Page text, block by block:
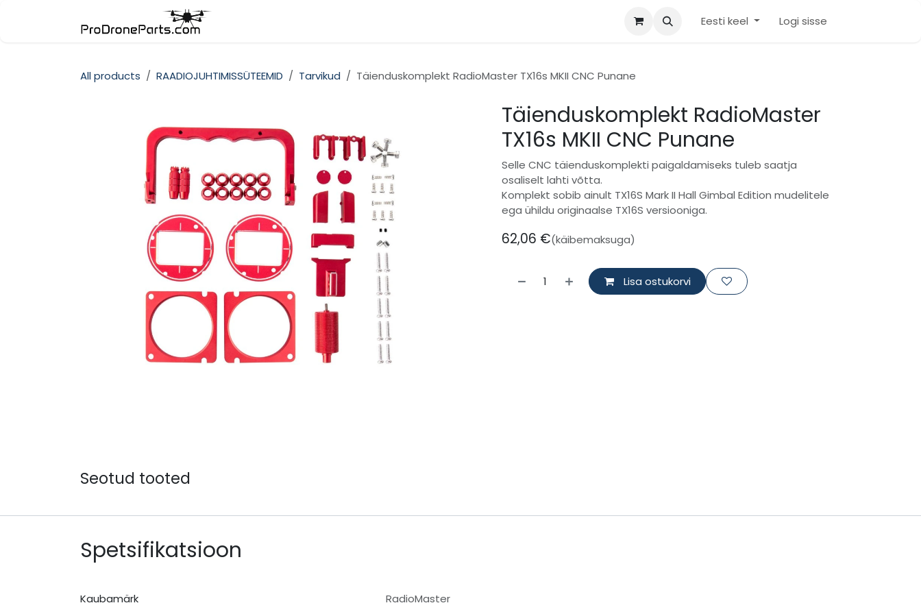
Eesti keel Logi sisse
All products RAADIOJUHTIMISSÜTEEMID Tarvikud Täienduskomplekt RadioMaster TX16s MKII CNC Punane
Täienduskomplekt RadioMaster
TX16s MKII CNC Punane
Selle CNC täienduskomplekti paigaldamiseks tuleb saatja
osaliselt lahti võtta.
Komplekt sobib ainult TX16S Mark II Hall Gimbal Edition mudelitele
ega ühildu originaalse TX16S versiooniga.
62,06 €(käibemaksuga)
Lisa ostukorvi
Seotud tooted
Spetsifikatsioon
Kaubamärk RadioMaster